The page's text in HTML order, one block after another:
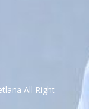
All Right